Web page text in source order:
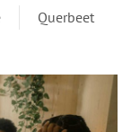
Querbeet